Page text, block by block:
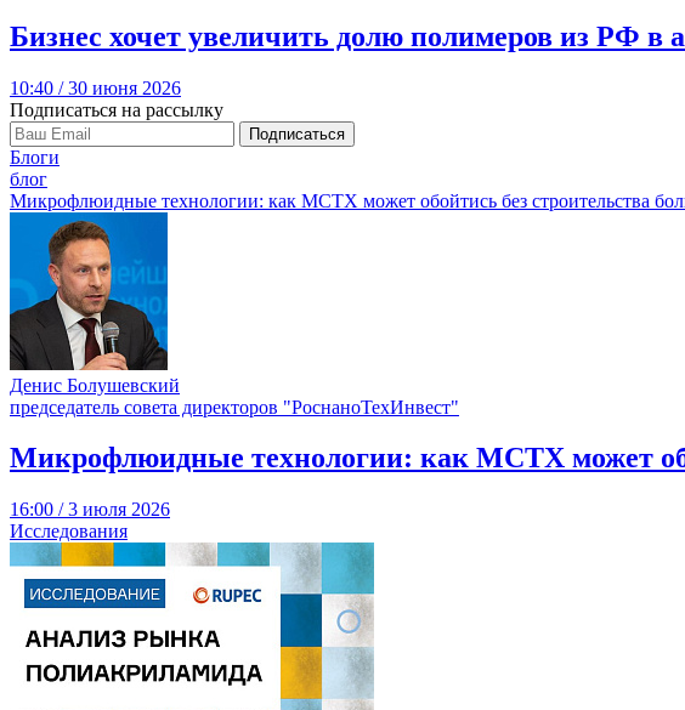
Бизнес хочет увеличить долю полимеров из РФ в
10:40 / 30 июня 2026
Подписаться на рассылку
Подписаться
Блоги
блог
Микрофлюидные технологии: как МСТХ может обойтись без строительства
Денис Болушевский
председатель совета директоров "РоснаноТехИнвест"
Микрофлюидные технологии: как МСТХ может
16:00 / 3 июля 2026
Исследования